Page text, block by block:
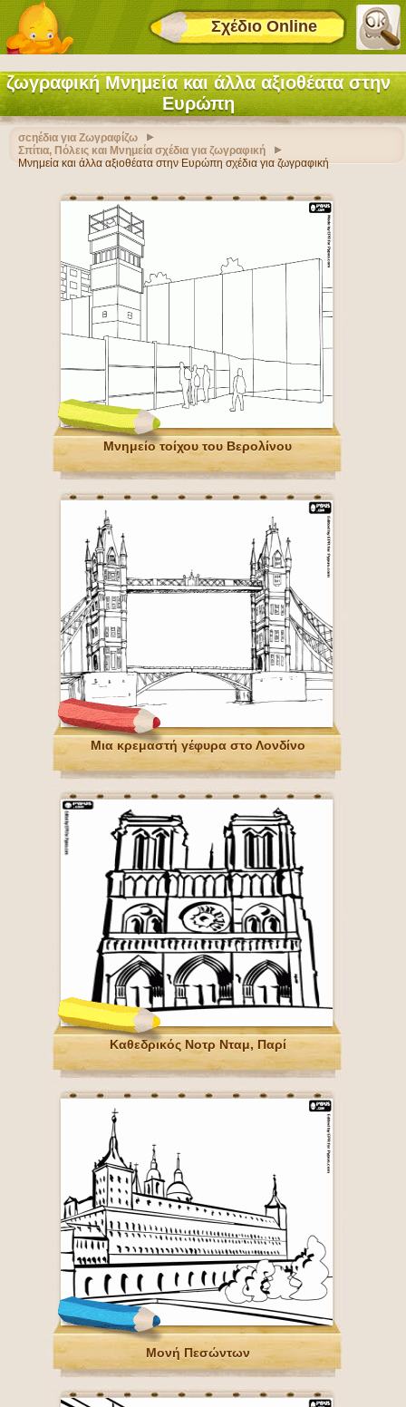
Σχέδιο Online
ζωγραφική Μνημεία και άλλα αξιοθέατα στην
Ευρώπη
σcηέδια για Ζωγραφίζω
Σπίτια, Πόλεις και Μνημεία σχέδια για ζωγραφική
Μνημεία και άλλα αξιοθέατα στην Ευρώπη σχέδια για ζωγραφική
Μνημείο τοίχου του Βερολίνου
Μια κρεμαστή γέφυρα στο Λονδίνο
Καθεδρικός Νοτρ Νταμ, Παρί
Μονή Πεσώντων